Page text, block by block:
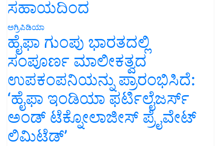
ಸಹಾಯದಿಂದ
ಅಗ್ರಿಪಿಡಿಯಾ
ಹೈಫಾ ಗುಂಪು ಭಾರತದಲ್ಲಿ
ಸಂಪೂರ್ಣ ಮಾಲೀಕತ್ವದ
ಉಪಕಂಪನಿಯನ್ನು ಪ್ರಾರಂಭಿಸಿದೆ:
‘ಹೈಫಾ ಇಂಡಿಯಾ ಫರ್ಟಿಲೈಜರ್ಸ್
ಅಂಡ್ ಟೆಕ್ನೋಲಾಜೀಸ್ ಪ್ರೈವೇಟ್
ಲಿಮಿಟೆಡ್’